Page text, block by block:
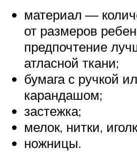
материал —
от размеров
предпочтение
атласной ткани;
бумага с ручкой
карандашом;
застежка;
мелок, нитки,
ножницы.